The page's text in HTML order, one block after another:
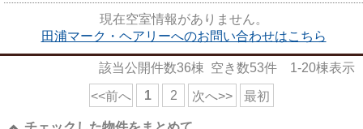
現在空室情報がありません。
田浦マーク・ヘアリーへのお問い合わせはこちら
該当公開件数36棟 空き数53件 1-20棟表示
<<前へ 1 2 次へ>> 最初